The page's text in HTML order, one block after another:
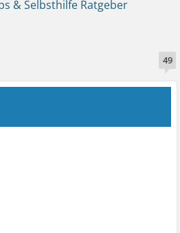
& Selbsthilfe Ratgeber
49